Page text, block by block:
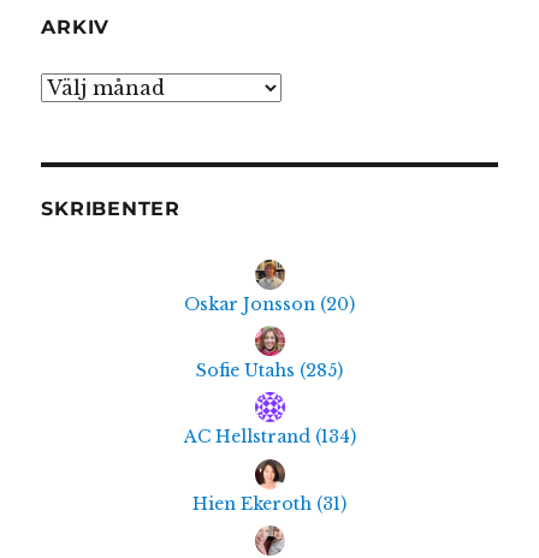
ARKIV
Arkiv
SKRIBENTER
Oskar Jonsson (20)
Sofie Utahs (285)
AC Hellstrand (134)
Hien Ekeroth (31)